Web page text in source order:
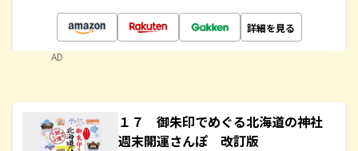
詳細を見る
AD
１７ 御朱印でめぐる北海道の神社
週末開運さんぽ 改訂版